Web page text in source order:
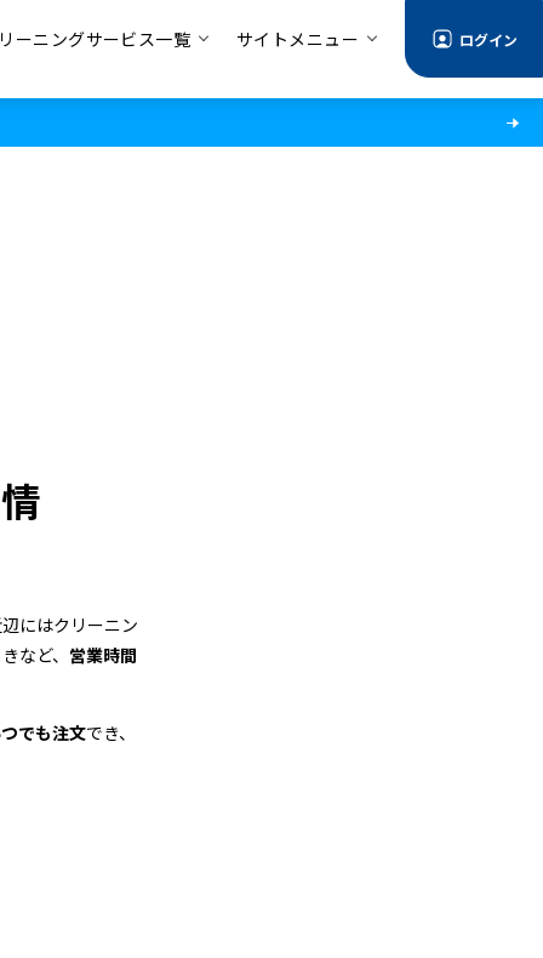
ーニングサービス一覧 サイトメニュー ログイン
にはクリーニン
など、 営業時間
でも注文でき、